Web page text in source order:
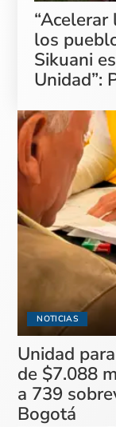
los
Sikuani
Unidad”:
NOTICIAS
Unidad
de $7.088
a 739
Bogotá